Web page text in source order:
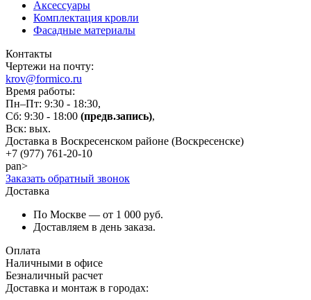
Аксессуары
Комплектация кровли
Фасадные материалы
Контакты
Чертежи на почту:
krov@formico.ru
Время работы:
Пн–Пт: 9:30 - 18:30,
Сб: 9:30 - 18:00 (предв.запись),
Вск: вых.
Доставка в Воскресенском районе (Воскресенске)
+7 (977) 761-20-10
pan>
Заказать обратный звонок
Доставка
По Москве — от 1 000 руб.
Доставляем в день заказа.
Оплата
Наличными в офисе
Безналичный расчет
Доставка и монтаж в городах: